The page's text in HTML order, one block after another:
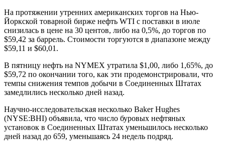
На протяжении утренних американских торгов на Нью-
Йоркской товарной бирже нефть WTI c поставки в июле
снизилась в цене на 30 центов, либо на 0,5%, до торгов по
$59,42 за баррель. Стоимости торгуются в диапазоне между
$59,11 и $60,01.
В пятницу нефть на NYMEX утратила $1,00, либо 1,65%, до
$59,72 по окончании того, как эти продемонстрировали, что
темпы снижения темпов добычи в Соединенных Штатах
замедлились несколько дней назад.
Научно-исследовательская несколько Baker Hughes
(NYSE:BHI) объявила, что число буровых нефтяных
установок в Соединенных Штатах уменьшилось несколько
дней назад до 659, уменьшаясь 24 недель подряд.